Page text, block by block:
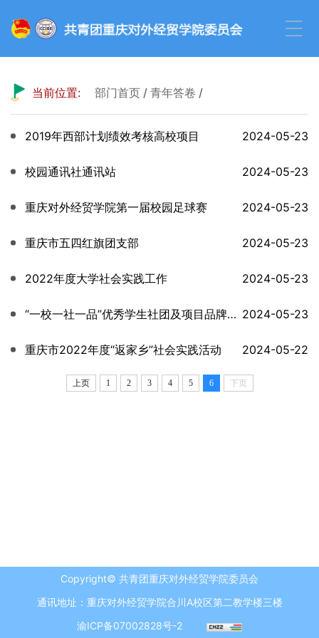
当前位置: 部门首页 / 青年答卷 /
2019年西部计划绩效考核高校项目 2024-05-23
校园通讯社通讯站 2024-05-23
重庆对外经贸学院第一届校园足球赛 2024-05-23
重庆市五四红旗团支部 2024-05-23
2022年度大学社会实践工作 2024-05-23
“一校一社一品”优秀学生社团及项目品牌培育建设工作 2024-05-23
重庆市2022年度“返家乡”社会实践活动 2024-05-22
上页 1 2 3 4 5 6 下页
Copyright© 共青团重庆对外经贸学院委员会
通讯地址：重庆对外经贸学院合川A校区第二教学楼三楼
渝ICP备07002828号-2